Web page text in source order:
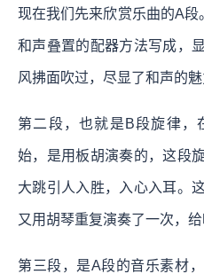
现在我们先来欣赏乐曲的A
和声叠置的配器方法写成，
风拂面吹过，尽显了和声的魅
第二段，也就是B段旋律，
始，是用板胡演奏的，这段
大跳引人入胜，入心入耳。
又用胡琴重复演奏了一次，给
第三段，是A段的音乐素材